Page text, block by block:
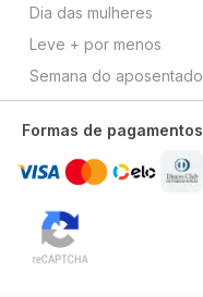
Dia das mulheres
Leve + por menos
Semana do aposentado
Formas de pagamentos